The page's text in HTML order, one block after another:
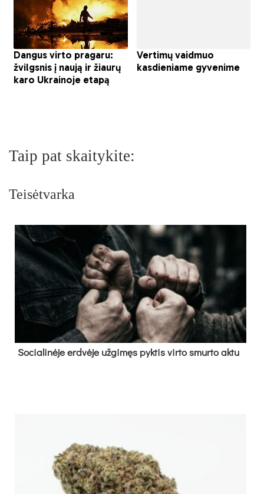
Taip pat skaitykite:
Teisėtvarka
So­cia­li­nė­je erd­vė­je už­gi­męs pyk­tis vir­to smur­to ak­tu